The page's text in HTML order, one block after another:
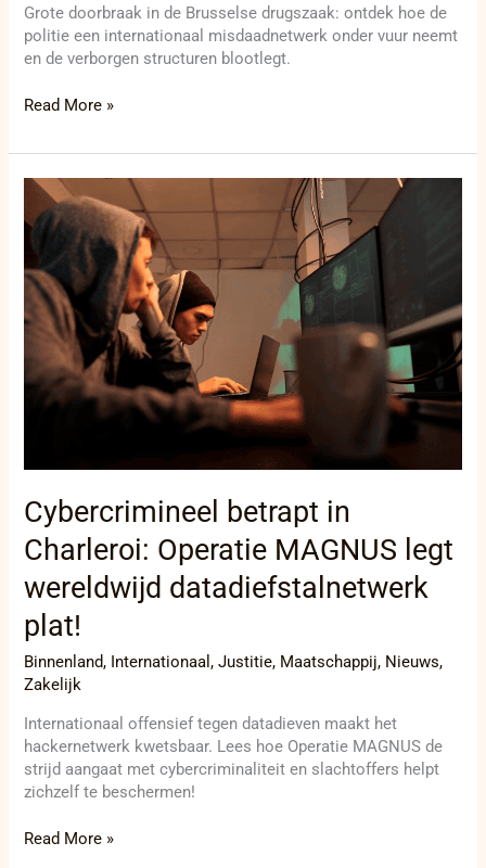
Grote doorbraak in de Brusselse drugszaak: ontdek hoe de
politie een internationaal misdaadnetwerk onder vuur neemt
en de verborgen structuren blootlegt.
Read More »
Cybercrimineel betrapt in
Charleroi: Operatie MAGNUS legt
wereldwijd datadiefstalnetwerk
plat!
Binnenland, Internationaal,Justitie, Maatschappij, Nieuws,
Zakelijk
Internationaal offensief tegen datadieven maakt het
hackernetwerk kwetsbaar. Lees hoe Operatie MAGNUS de
strijd aangaat met cybercriminaliteit en slachtoffers helpt
zichzelf te beschermen!
Cybercrimineel
betrapt
in
Charleroi:
Operatie
MAGNUS
legt
wereldwijd
datadiefstalnetwerk
plat!
Read More »